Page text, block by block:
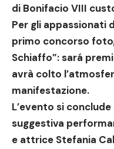
di Bonifacio VIII
Per gli appassionati
primo concorso
Schiaffo”: sará
avrà colto
manifestazione.
L’evento si
suggestiva
e attrice Stefania